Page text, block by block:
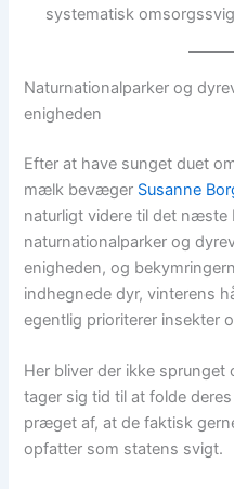
systematisk
Naturnationalparker og
enigheden
Efter at have sunget duet
mælk bevæger Susanne
naturligt videre til det næste
naturnationalparker og
enigheden, og
indhegnede dyr, vinterens
egentlig prioriterer insekter
Her bliver der ikke
tager sig tid til at folde
præget af, at de faktisk
opfatter som statens svigt.